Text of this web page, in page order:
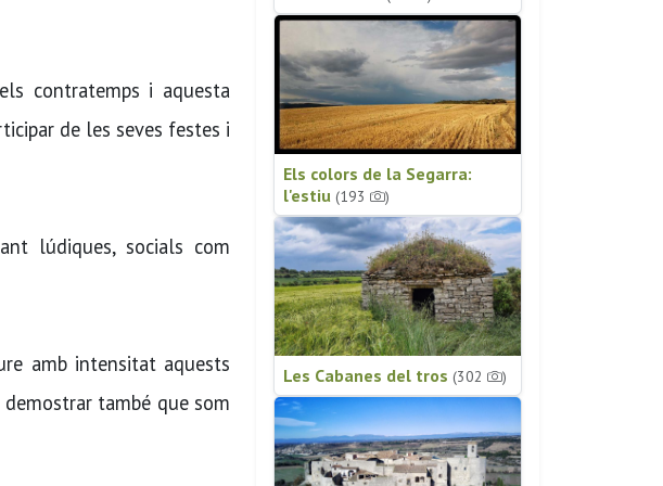
contratemps i aquesta
de les seves festes i
lúdiques, socials com
amb intensitat aquests
també que som
Els colors de la Segarra:
l'estiu (193 )
Les Cabanes del tros (302 )